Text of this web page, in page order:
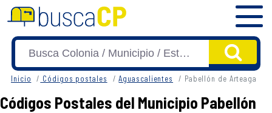
Inicio Códigos postales Aguascalientes Pabellón de Arteaga
Códigos Postales del Municipio Pabellón